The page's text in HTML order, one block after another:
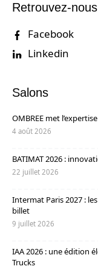
Retrouvez-
Facebook
Linkedin
Salons
OMBREE met
4 août 2026
BATIMAT 2026 :
22 juillet 2026
Intermat Paris 2027 :
billet
9 juillet 2026
IAA 2026 : une édition
Trucks